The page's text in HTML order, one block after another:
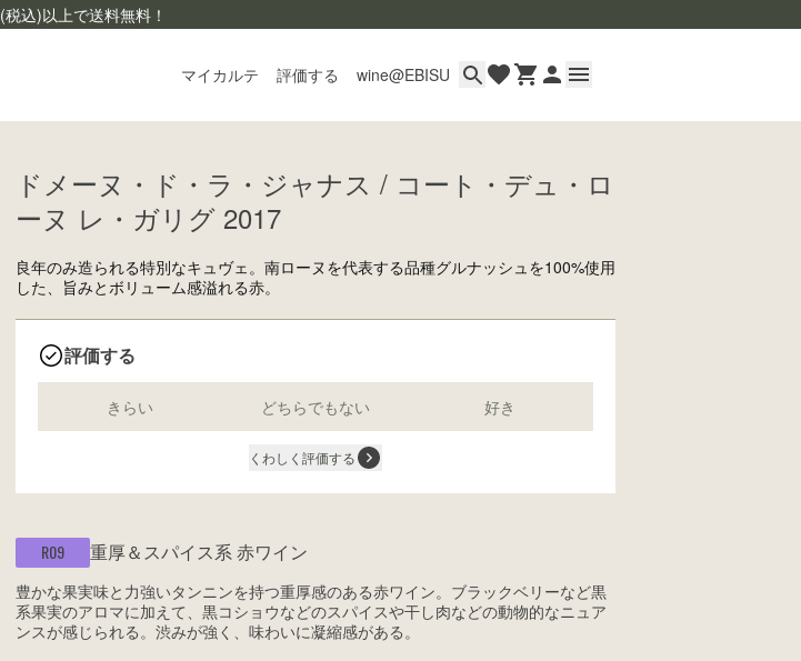
(税込)以上で送料無料！
マイカルテ 評価する wine@EBISU
ログイン
ご利用ガイド
お問い合わせ
wine@とは
ドメーヌ・ド・ラ・ジャナス / コート・デュ・ロ
ーヌ レ・ガリグ 2017
良年のみ造られる特別なキュヴェ。南ローヌを代表する品種グルナッシュを100%使用
した、旨みとボリューム感溢れる赤。
評価する
きらい どちらでもない 好き
くわしく評価する
R09 重厚＆スパイス系赤ワイン
豊かな果実味と力強いタンニンを持つ重厚感のある赤ワイン。ブラックベリーなど黒
系果実のアロマに加えて、黒コショウなどのスパイスや干し肉などの動物的なニュア
ンスが感じられる。渋みが強く、味わいに凝縮感がある。